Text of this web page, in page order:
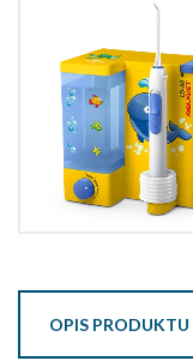
OPIS PRODUKTU